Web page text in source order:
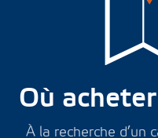
Où
À la recherche d’un